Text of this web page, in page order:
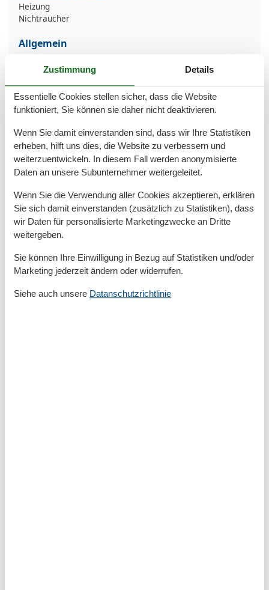
Heizung
Nichtraucher
Allgemein
Fahrstuhl
Kein WLAN Anschluss
Kinderfreundlich
Außenanlage
Eingezäunter Garten
Erste Reihe am Strand
Badezimmer
Bad/WC
Dusche
Basic
Größe
Zustimmung Details
Essentielle Cookies stellen sicher, dass die Website
funktioniert, Sie können sie daher nicht deaktivieren.
Wenn Sie damit einverstanden sind, dass wir Ihre Statistiken
erheben, hilft uns dies, die Website zu verbessern und
weiterzuentwickeln. In diesem Fall werden anonymisierte
Daten an unsere Subunternehmer weitergeleitet.
Wenn Sie die Verwendung aller Cookies akzeptieren, erklären
Sie sich damit einverstanden (zusätzlich zu Statistiken), dass
wir Daten für personalisierte Marketingzwecke an Dritte
weitergeben.
Sie können Ihre Einwilligung in Bezug auf Statistiken und/oder
Marketing jederzeit ändern oder widerrufen.
Siehe auch unsere Datanschutzrichtlinie